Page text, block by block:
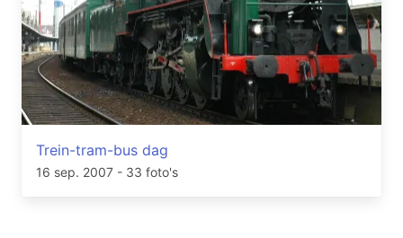
Trein-tram-bus dag
16 sep. 2007 - 33 foto's